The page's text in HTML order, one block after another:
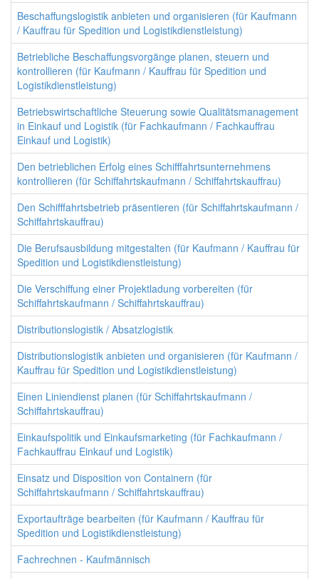
Beschaffungslogistik anbieten und organisieren (für Kaufmann
/ Kauffrau für Spedition und Logistikdienstleistung)
Betriebliche Beschaffungsvorgänge planen, steuern und
kontrollieren (für Kaufmann / Kauffrau für Spedition und
Logistikdienstleistung)
Betriebswirtschaftliche Steuerung sowie Qualitätsmanagement
in Einkauf und Logistik (für Fachkaufmann / Fachkauffrau
Einkauf und Logistik)
Den betrieblichen Erfolg eines Schifffahrtsunternehmens
kontrollieren (für Schiffahrtskaufmann / Schiffahrtskauffrau)
Den Schifffahrtsbetrieb präsentieren (für Schiffahrtskaufmann /
Schiffahrtskauffrau)
Die Berufsausbildung mitgestalten (für Kaufmann / Kauffrau für
Spedition und Logistikdienstleistung)
Die Verschiffung einer Projektladung vorbereiten (für
Schiffahrtskaufmann / Schiffahrtskauffrau)
Distributionslogistik / Absatzlogistik
Distributionslogistik anbieten und organisieren (für Kaufmann /
Kauffrau für Spedition und Logistikdienstleistung)
Einen Liniendienst planen (für Schiffahrtskaufmann /
Schiffahrtskauffrau)
Einkaufspolitik und Einkaufsmarketing (für Fachkaufmann /
Fachkauffrau Einkauf und Logistik)
Einsatz und Disposition von Containern (für
Schiffahrtskaufmann / Schiffahrtskauffrau)
Exportaufträge bearbeiten (für Kaufmann / Kauffrau für
Spedition und Logistikdienstleistung)
Fachrechnen - Kaufmännisch